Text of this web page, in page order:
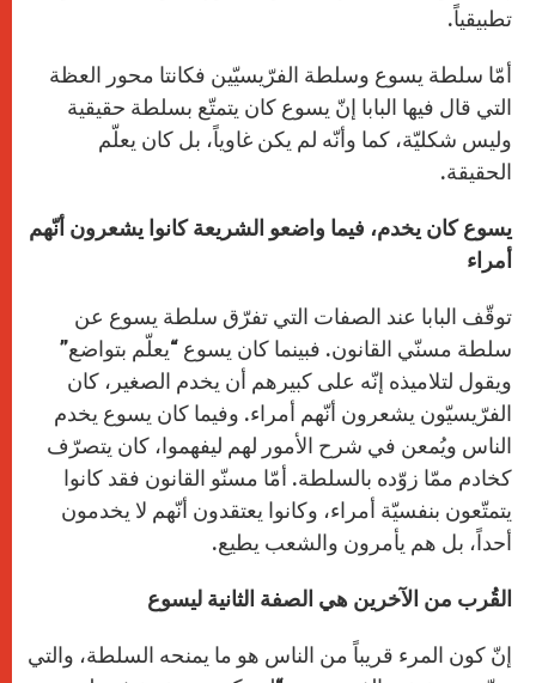
تطبيقياً.
أمّا سلطة يسوع وسلطة الفرّيسيّين فكانتا محور العظة
التي قال فيها البابا إنّ يسوع كان يتمتّع بسلطة حقيقية
وليس شكليّة، كما وأنّه لم يكن غاوياً، بل كان يعلّم
الحقيقة.
يسوع كان يخدم، فيما واضعو الشريعة كانوا يشعرون أنّهم
أمراء
توقّف البابا عند الصفات التي تفرّق سلطة يسوع عن
سلطة مسنّي القانون. فبينما كان يسوع “يعلّم بتواضع”
ويقول لتلاميذه إنّه على كبيرهم أن يخدم الصغير، كان
الفرّيسيّون يشعرون أنّهم أمراء. وفيما كان يسوع يخدم
الناس ويُمعن في شرح الأمور لهم ليفهموا، كان يتصرّف
كخادم ممّا زوّده بالسلطة. أمّا مسنّو القانون فقد كانوا
يتمتّعون بنفسيّة أمراء، وكانوا يعتقدون أنّهم لا يخدمون
أحداً، بل هم يأمرون والشعب يطيع.
القُرب من الآخرين هي الصفة الثانية ليسوع
إنّ كون المرء قريباً من الناس هو ما يمنحه السلطة، والتي